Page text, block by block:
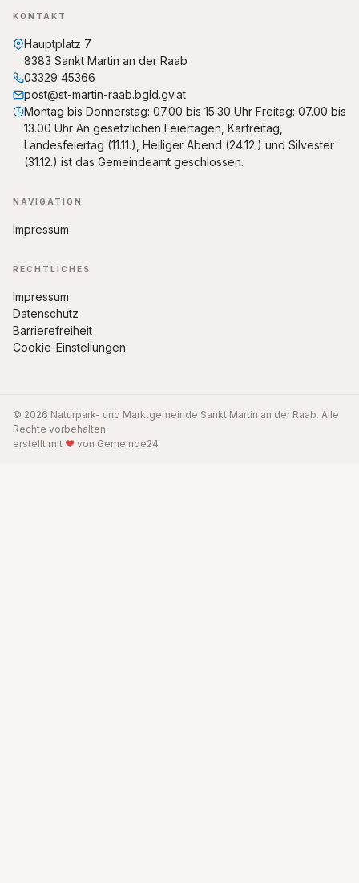
KONTAKT
Hauptplatz 7
8383 Sankt Martin an der Raab
03329 45366
post@st-martin-raab.bgld.gv.at
Montag bis Donnerstag: 07.00 bis 15.30 Uhr Freitag: 07.00 bis
13.00 Uhr An gesetzlichen Feiertagen, Karfreitag,
Landesfeiertag (11.11.), Heiliger Abend (24.12.) und Silvester
(31.12.) ist das Gemeindeamt geschlossen.
NAVIGATION
Impressum
RECHTLICHES
Impressum
Datenschutz
Barrierefreiheit
Cookie-Einstellungen
© 2026 Naturpark- und Marktgemeinde Sankt Martin an der Raab. Alle
Rechte vorbehalten.
erstellt mit ♥ von Gemeinde24